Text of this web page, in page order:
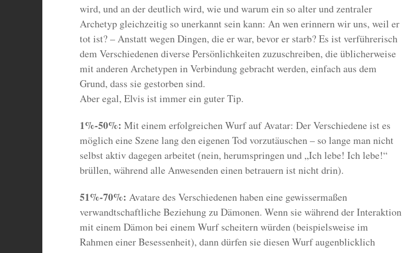
wird, und an der deutlich wird, wie und warum ein so alter und zentraler
Archetyp gleichzeitig so unerkannt sein kann: An wen erinnern wir uns, weil er
tot ist? – Anstatt wegen Dingen, die er war, bevor er starb? Es ist verführerisch
dem Verschiedenen diverse Persönlichkeiten zuzuschreiben, die üblicherweise
mit anderen Archetypen in Verbindung gebracht werden, einfach aus dem
Grund, dass sie gestorben sind.
Aber egal, Elvis ist immer ein guter Tip.
1%-50%: Mit einem erfolgreichen Wurf auf Avatar: Der Verschiedene ist es
möglich eine Szene lang den eigenen Tod vorzutäuschen – so lange man nicht
selbst aktiv dagegen arbeitet (nein, herumspringen und „Ich lebe! Ich lebe!“
brüllen, während alle Anwesenden einen betrauern ist nicht drin).
51%-70%: Avatare des Verschiedenen haben eine gewissermaßen
verwandtschaftliche Beziehung zu Dämonen. Wenn sie während der Interaktion
mit einem Dämon bei einem Wurf scheitern würden (beispielsweise im
Rahmen einer Besessenheit), dann dürfen sie diesen Wurf augenblicklich